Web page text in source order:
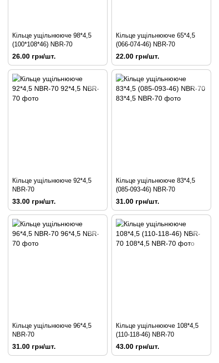
Кільце ущільнююче 98*4,5
(100*108*46) NBR-70
26.00 грн/шт.
Кільце ущільнююче 65*4,5
(066-074-46) NBR-70
22.00 грн/шт.
Кільце ущільнююче 92*4,5
NBR-70
33.00 грн/шт.
Кільце ущільнююче 83*4,5
(085-093-46) NBR-70
31.00 грн/шт.
Кільце ущільнююче 96*4,5
NBR-70
31.00 грн/шт.
Кільце ущільнююче 108*4,5
(110-118-46) NBR-70
43.00 грн/шт.